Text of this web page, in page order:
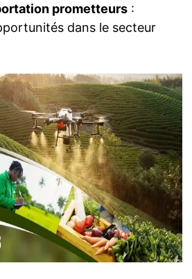
prometteurs :
dans le secteur